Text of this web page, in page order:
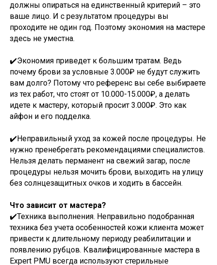
должны опираться на единственный критерий – это
ваше лицо. И с результатом процедуры вы
проходите не один год. Поэтому экономия на мастере
здесь не уместна.
✔️Экономия приведет к большим тратам. Ведь
почему брови за условные 3.000₽ не будут служить
вам долго? Потому что референс вы себе выбираете
из тех работ, что стоят от 10.000-15.000₽, а делать
идете к мастеру, который просит 3.000₽. Это как
айфон и его подделка.
✔️Неправильный уход за кожей после процедуры. Не
нужно пренебрегать рекомендациями специалистов.
Нельзя делать перманент на свежий загар, после
процедуры нельзя мочить брови, выходить на улицу
без солнцезащитных очков и ходить в бассейн.
Что зависит от мастера?
✔️Техника выполнения. Неправильно подобранная
техника без учета особенностей кожи клиента может
привести к длительному периоду реабилитации и
появлению рубцов. Квалифицированные мастера в
Expert PMU всегда используют стерильные